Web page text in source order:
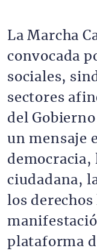
La Marcha
convocada
sociales,
sectores
del
un mensaje
ciudadana,
los
plataforma